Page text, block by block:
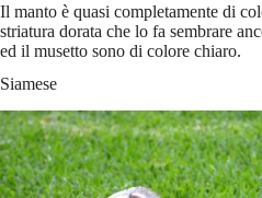
Il manto è quasi completamente di
striatura dorata che lo fa sembrare
ed il musetto sono di colore chiaro.
Siamese